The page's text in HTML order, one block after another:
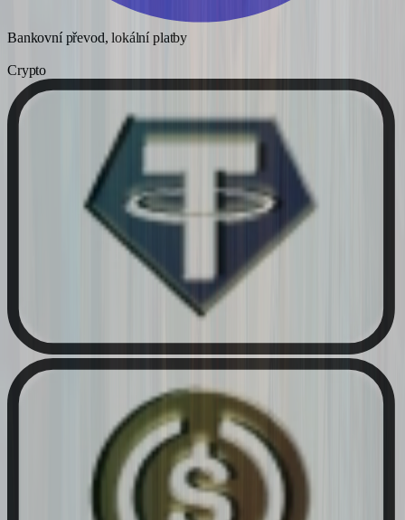
Bankovní převod, lokální platby
Crypto